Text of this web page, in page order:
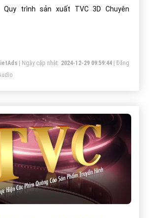
Quy trình sản xuất TVC 3D Chuyên
| Ngày cập nhật: 2024-12-29 09:59:44|Đăng